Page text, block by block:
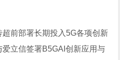
前部署长期投入5G各项创新
立信签署B5GAI创新应用与